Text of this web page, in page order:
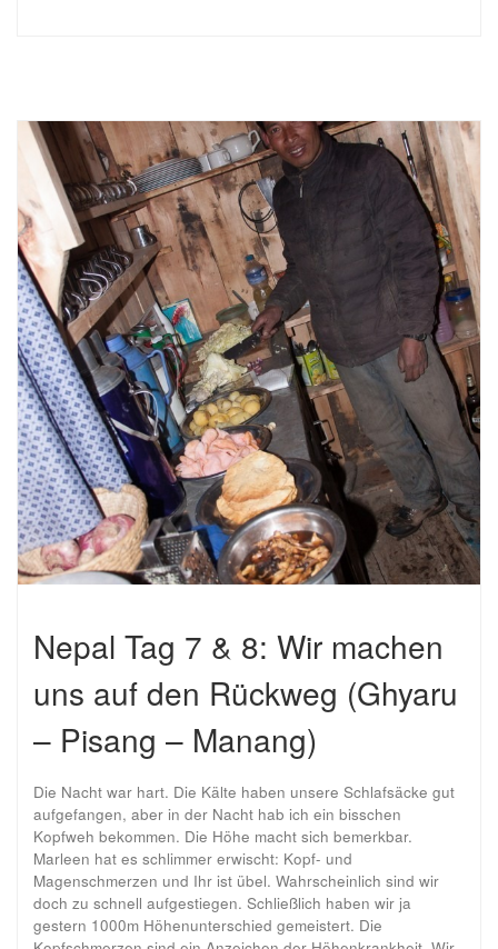
Nepal Tag 7 & 8: Wir machen
uns auf den Rückweg (Ghyaru
– Pisang – Manang)
Die Nacht war hart. Die Kälte haben unsere Schlafsäcke gut
aufgefangen, aber in der Nacht hab ich ein bisschen
Kopfweh bekommen. Die Höhe macht sich bemerkbar.
Marleen hat es schlimmer erwischt: Kopf- und
Magenschmerzen und Ihr ist übel. Wahrscheinlich sind wir
doch zu schnell aufgestiegen. Schließlich haben wir ja
gestern 1000m Höhenunterschied gemeistert. Die